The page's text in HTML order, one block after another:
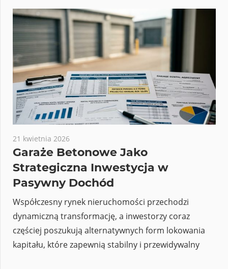
21 kwietnia 2026
Garaże Betonowe Jako
Strategiczna Inwestycja w
Pasywny Dochód
Współczesny rynek nieruchomości przechodzi
dynamiczną transformację, a inwestorzy coraz
częściej poszukują alternatywnych form lokowania
kapitału, które zapewnią stabilny i przewidywalny